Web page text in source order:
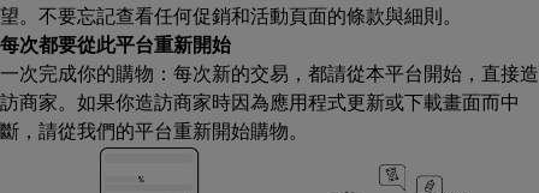
望。不要忘記查看任何促銷和活動頁面的條款與細則。
每次都要從此平台重新開始
一次完成你的購物：每次新的交易，都請從本平台開始，直接造
訪商家。如果你造訪商家時因為應用程式更新或下載畫面而中
斷，請從我們的平台重新開始購物。